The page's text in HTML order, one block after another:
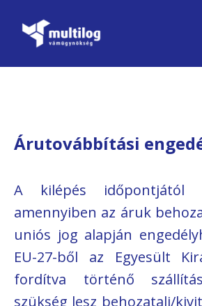
Árutovábbítási
A kilépés időpontjától
amennyiben az áruk
uniós jog alapján
EU-27-ből az Egyesült
fordítva történő
szükség lesz behozatali/